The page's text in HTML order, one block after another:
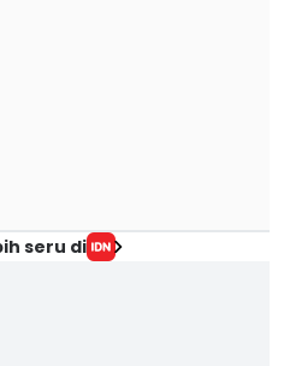
seru di